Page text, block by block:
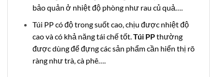
bảo quản ở nhiệt độ phòng như rau củ quả….
Túi PP có độ trong suốt cao, chịu được nhiệt độ
cao và có khả năng tái chế tốt.Túi PPthường
được dùng để đựng các sản phẩm cần hiển thị rõ
ràng như trà, cà phê….